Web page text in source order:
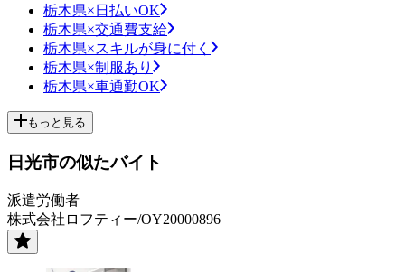
栃木県×日払いOK
栃木県×交通費支給
栃木県×スキルが身に付く
栃木県×制服あり
栃木県×車通勤OK
もっと見る
日光市の似たバイト
派遣労働者
株式会社ロフティー/OY20000896